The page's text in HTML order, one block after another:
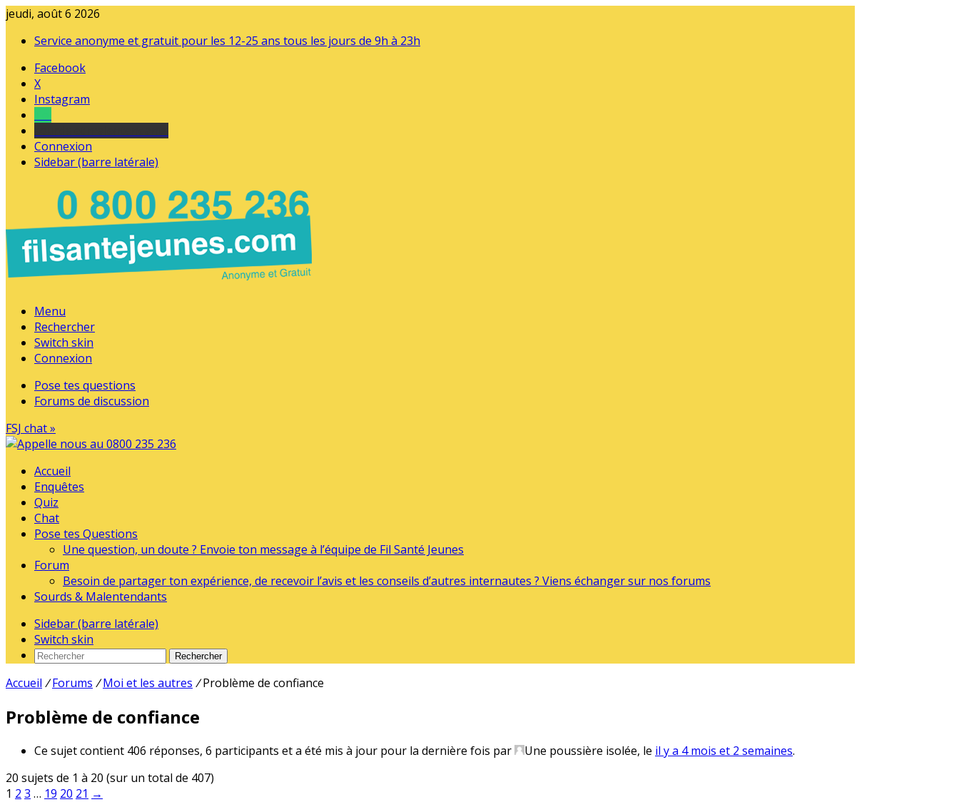
jeudi, août 6 2026
Service anonyme et gratuit pour les 12-25 ans tous les jours de 9h à 23h
Facebook
X
Instagram
Connexion
Sidebar (barre latérale)
Menu
Rechercher
Switch skin
Connexion
Pose tes questions
Forums de discussion
FSJ chat »
Accueil
Enquêtes
Quiz
Chat
Pose tes Questions
Une question, un doute ? Envoie ton message à l’équipe de Fil Santé Jeunes
Forum
Besoin de partager ton expérience, de recevoir l’avis et les conseils d’autres internautes ? Viens échanger sur nos forums
Sourds & Malentendants
Sidebar (barre latérale)
Switch skin
Rechercher
Accueil / Forums / Moi et les autres / Problème de confiance
Problème de confiance
Ce sujet contient 406 réponses, 6 participants et a été mis à jour pour la dernière fois par Une poussière isolée, le il y a 4 mois et 2 semaines.
20 sujets de 1 à 20 (sur un total de 407)
1 2 3 … 19 20 21 →